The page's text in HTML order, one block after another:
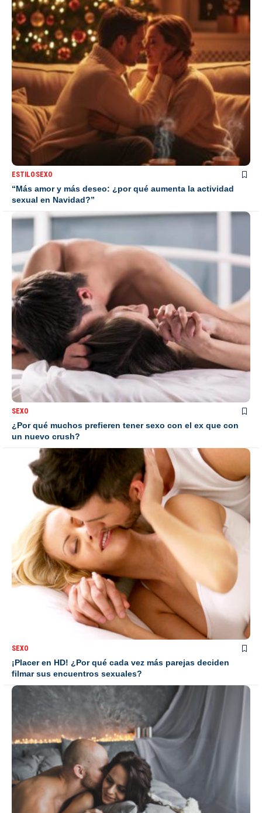
ESTILOSEXO
“Más amor y más deseo: ¿por qué aumenta la actividad
sexual en Navidad?”
SEXO
¿Por qué muchos prefieren tener sexo con el ex que con
un nuevo crush?
SEXO
¡Placer en HD! ¿Por qué cada vez más parejas deciden
filmar sus encuentros sexuales?